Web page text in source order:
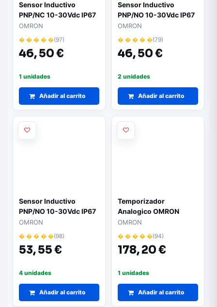
Sensor Inductivo
PNP/NC 10-30Vdc IP67
M12
OMRON
� � � � �(97)
46,50 €
1 unidades
Añadir al carrito
Sensor Inductivo
PNP/NO 10-30Vdc IP67
M12
OMRON
� � � � �(79)
46,50 €
2 unidades
Añadir al carrito
Sensor Inductivo
PNP/NO 10-30Vdc IP67
M8
OMRON
� � � � �(98)
53,55 €
4 unidades
Añadir al carrito
Temporizador
Analogico OMRON
PWR-PFF H3CR DC24V
0,6 a 12 min.
OMRON
� � � � �(94)
178,20 €
1 unidades
Añadir al carrito